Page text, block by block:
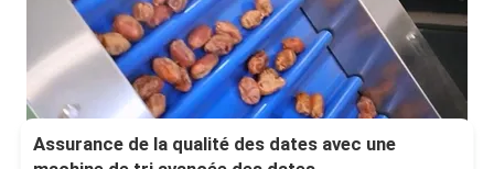
Assurance de la qualité des dates avec une